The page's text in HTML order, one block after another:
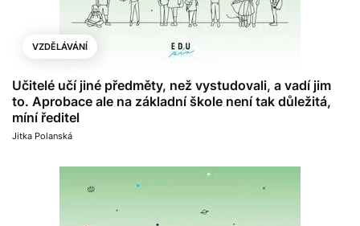
VZDĚLÁVÁNÍ
Učitelé učí jiné předměty, než vystudovali, a vadí jim
to. Aprobace ale na základní škole není tak důležitá,
míní ředitel
Jitka Polanská